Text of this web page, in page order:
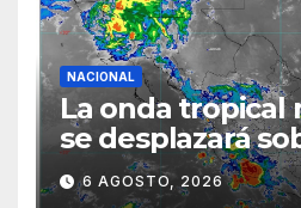
NACIONAL
La onda tropical
se desplazará
sureste
6 AGOSTO, 2026